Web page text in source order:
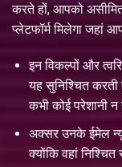
करते हों, आपको
प्लेटफॉर्म मिलेगा जहां
इन विकल्पों और
यह सुनिश्चित करती
कभी कोई परेशानी न
अक्सर उनके ईमेल
क्योंकि वहां